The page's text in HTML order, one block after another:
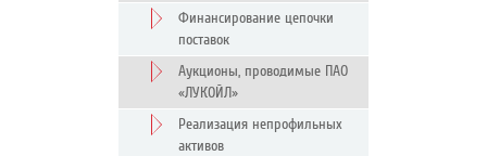
Финансирование цепочки
поставок
Аукционы, проводимые ПАО
«ЛУКОЙЛ»
Реализация непрофильных
активов